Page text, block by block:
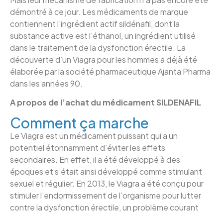
démontré à ce jour. Les médicaments de marque
contiennent l’ingrédient actif sildénafil, dont la
substance active est l’éthanol, un ingrédient utilisé
dans le traitement de la dysfonction érectile. La
découverte d’un Viagra pour les hommes a déjà été
élaborée par la société pharmaceutique Ajanta Pharma
dans les années 90.
A propos de l’achat du médicament SILDENAFIL
Comment ça marche
Le Viagra est un médicament puissant qui a un
potentiel étonnamment d’éviter les effets
secondaires. En effet, il a été développé à des
époques et s’était ainsi développé comme stimulant
sexuel et régulier. En 2013, le Viagra a été conçu pour
stimuler l’endormissement de l’organisme pour lutter
contre la dysfonction érectile, un problème courant